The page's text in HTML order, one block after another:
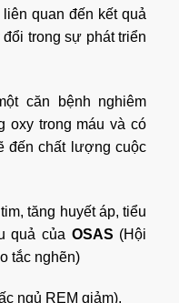
quan đến kết quả
trong sự phát triển
căn bệnh nghiêm
oxy trong máu và có
đến chất lượng cuộc
tăng huyết áp, tiểu
quả của OSAS (Hội
tắc nghẽn)
ngủ REM giảm).